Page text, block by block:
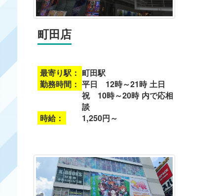
町田店
最寄り駅： 町田駅
勤務時間： 平日 12時～21時 土日
祝 10時～20時 内で応相
談
時給：
1,250円～